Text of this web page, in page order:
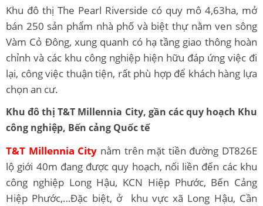
Khu đô thị The Pearl Riverside có quy mô 4,63ha, mở
bán 250 sản phẩm nhà phố và biệt thự nằm ven sông
Vàm Cỏ Đông, xung quanh có hạ tầng giao thông hoàn
chỉnh và các khu công nghiệp hiện hữu đáp ứng việc đi
lại, công việc thuận tiện, rất phù hợp để khách hàng lựa
chọn an cư.
Khu đô thịT&T Millennia City, gần các quy hoạch Khu
công nghiệp, Bến cảng Quốc tế
T&T Millennia City nằm trên mặt tiền đường DT826E
lộ giới 40m đang được quy hoạch, nối liền đến các khu
công nghiệp Long Hậu, KCN Hiệp Phước, Bến Cảng
Hiệp Phước,…Đặc biệt, ở khu vực xã Long Hậu, Cần